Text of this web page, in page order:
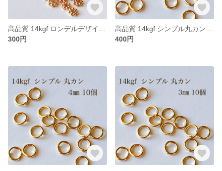
300円
400円